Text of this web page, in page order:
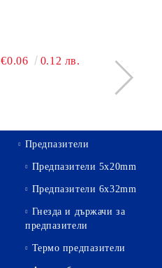
€0.06 0.12 лв.
Предпазители
Предпазители 5х20mm
Предпазители 6х32mm
Гнезда и държачи за
предпазители
Термо предпазители